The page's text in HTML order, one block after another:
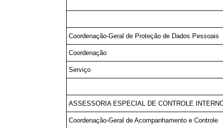
Coordenação-Geral de Proteção de Dados Pessoais
Coordenação
Serviço
ASSESSORIA ESPECIAL DE CONTROLE
Coordenação-Geral de Acompanhamento e Controle